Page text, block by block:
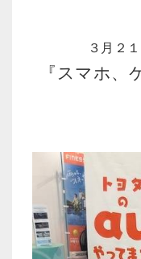
３月２
『スマホ、